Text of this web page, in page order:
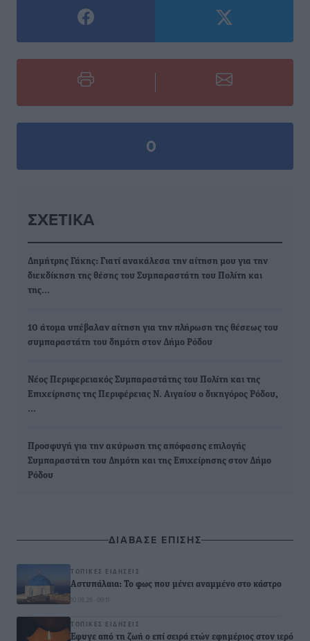
0
ΣΧΕΤΙΚΆ
Δημήτρης Γάκης: Γιατί ανακάλεσα την αίτηση μου για την
διεκδίκηση της θέσης του Συμπαραστάτη του Πολίτη και
της…
10 άτομα υπέβαλαν αίτηση για την πλήρωση της θέσεως του
συμπαραστάτη του δημότη στον Δήμο Ρόδου
Νέος Περιφερειακός Συμπαραστάτης του Πολίτη και της
Επιχείρησης της Περιφέρειας Ν. Αιγαίου ο δικηγόρος Ρόδου,
…
Προσφυγή για την ακύρωση της απόφασης επιλογής
Συμπαραστάτη του Δημότη και της Επιχείρησης στον Δήμο
Ρόδου
ΔΙΑΒΑΣΕ ΕΠΙΣΗΣ
ΤΟΠΙΚΈΣ ΕΙΔΉΣΕΙΣ
Αστυπάλαια: Το φως που μένει αναμμένο στο κάστρο
10.08.26 · 09:11
ΤΟΠΙΚΈΣ ΕΙΔΉΣΕΙΣ
Έφυγε από τη ζωή ο επί σειρά ετών εφημέριος στον ιερό